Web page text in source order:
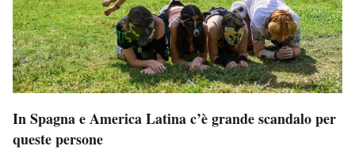
In Spagna e America Latina c’è grande scandalo per
queste persone